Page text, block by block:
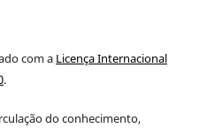
com a Licença Internacional
.
do conhecimento,